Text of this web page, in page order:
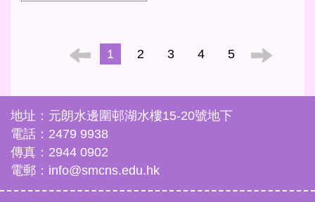
1 2 3 4 5
地址：元朗水邊圍邨湖水樓15-20號地下
電話：2479 9938
傳真：2944 0902
電郵：info@smcns.edu.hk